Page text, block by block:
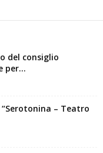
del consiglio
per...
– Teatro